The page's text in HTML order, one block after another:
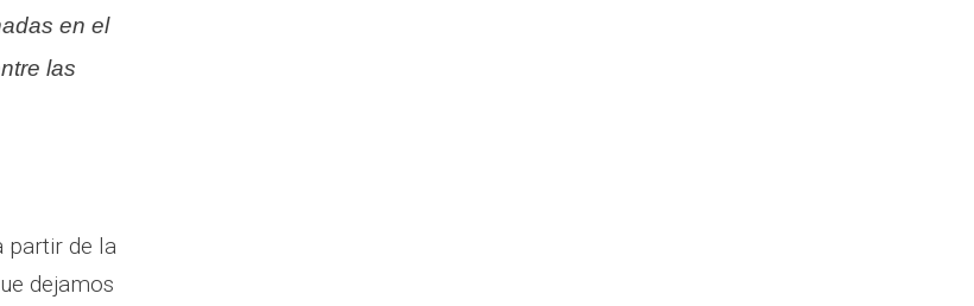
en el
las
partir de la
dejamos